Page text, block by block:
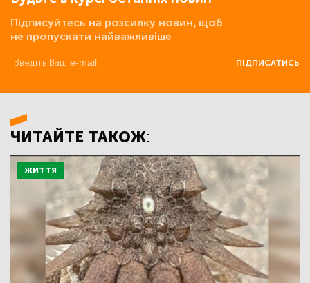
Підписуйтесь на розсилку новин, щоб
не пропускати найважливіше
ПІДПИСАТИСЬ
ЧИТАЙТЕ ТАКОЖ:
ЖИТТЯ